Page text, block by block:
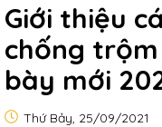
Giới thiệu
chống
bày mới
Thứ Bảy, 25/09/2021